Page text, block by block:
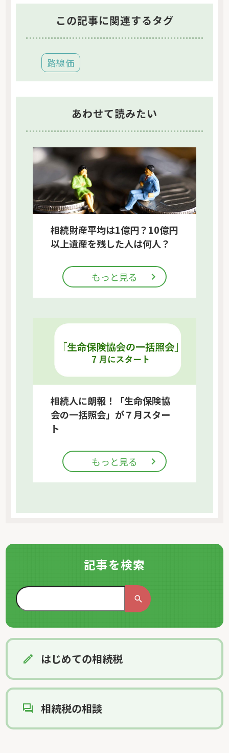
この記事に関連するタグ
路線価
あわせて読みたい
相続財産平均は1億円？10億円
以上遺産を残した人は何人？
もっと見る
相続人に朗報！「生命保険協
会の一括照会」が７月スター
ト
もっと見る
記事を検索
はじめての相続税
相続税の相談